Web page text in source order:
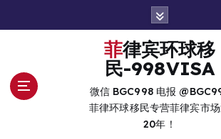
菲律宾环球移
民-998VISA
微信 BGC998 电报
菲律环球移民专营菲律宾市
20年！